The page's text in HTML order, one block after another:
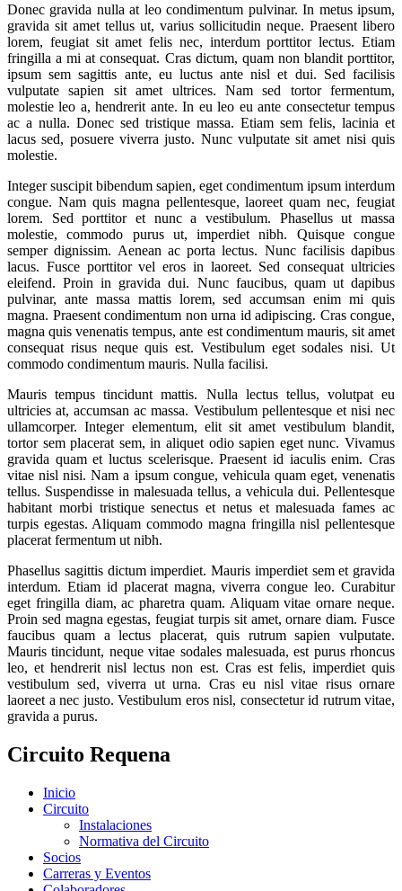
Donec gravida nulla at leo condimentum pulvinar. In metus ipsum,
gravida sit amet tellus ut, varius sollicitudin neque. Praesent libero
lorem, feugiat sit amet felis nec, interdum porttitor lectus. Etiam
fringilla a mi at consequat. Cras dictum, quam non blandit porttitor,
ipsum sem sagittis ante, eu luctus ante nisl et dui. Sed facilisis
vulputate sapien sit amet ultrices. Nam sed tortor fermentum,
molestie leo a, hendrerit ante. In eu leo eu ante consectetur tempus
ac a nulla. Donec sed tristique massa. Etiam sem felis, lacinia et
lacus sed, posuere viverra justo. Nunc vulputate sit amet nisi quis
molestie.
Integer suscipit bibendum sapien, eget condimentum ipsum interdum
congue. Nam quis magna pellentesque, laoreet quam nec, feugiat
lorem. Sed porttitor et nunc a vestibulum. Phasellus ut massa
molestie, commodo purus ut, imperdiet nibh. Quisque congue
semper dignissim. Aenean ac porta lectus. Nunc facilisis dapibus
lacus. Fusce porttitor vel eros in laoreet. Sed consequat ultricies
eleifend. Proin in gravida dui. Nunc faucibus, quam ut dapibus
pulvinar, ante massa mattis lorem, sed accumsan enim mi quis
magna. Praesent condimentum non urna id adipiscing. Cras congue,
magna quis venenatis tempus, ante est condimentum mauris, sit amet
consequat risus neque quis est. Vestibulum eget sodales nisi. Ut
commodo condimentum mauris. Nulla facilisi.
Mauris tempus tincidunt mattis. Nulla lectus tellus, volutpat eu
ultricies at, accumsan ac massa. Vestibulum pellentesque et nisi nec
ullamcorper. Integer elementum, elit sit amet vestibulum blandit,
tortor sem placerat sem, in aliquet odio sapien eget nunc. Vivamus
gravida quam et luctus scelerisque. Praesent id iaculis enim. Cras
vitae nisl nisi. Nam a ipsum congue, vehicula quam eget, venenatis
tellus. Suspendisse in malesuada tellus, a vehicula dui. Pellentesque
habitant morbi tristique senectus et netus et malesuada fames ac
turpis egestas. Aliquam commodo magna fringilla nisl pellentesque
placerat fermentum ut nibh.
Phasellus sagittis dictum imperdiet. Mauris imperdiet sem et gravida
interdum. Etiam id placerat magna, viverra congue leo. Curabitur
eget fringilla diam, ac pharetra quam. Aliquam vitae ornare neque.
Proin sed magna egestas, feugiat turpis sit amet, ornare diam. Fusce
faucibus quam a lectus placerat, quis rutrum sapien vulputate.
Mauris tincidunt, neque vitae sodales malesuada, est purus rhoncus
leo, et hendrerit nisl lectus non est. Cras est felis, imperdiet quis
vestibulum sed, viverra ut urna. Cras eu nisl vitae risus ornare
laoreet a nec justo. Vestibulum eros nisl, consectetur id rutrum vitae,
gravida a purus.
Circuito Requena
Inicio
Circuito
Instalaciones
Normativa del Circuito
Socios
Carreras y Eventos